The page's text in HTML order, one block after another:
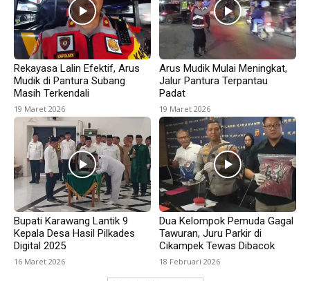
Rekayasa Lalin Efektif, Arus
Mudik di Pantura Subang
Masih Terkendali
19 Maret 2026
Arus Mudik Mulai Meningkat,
Jalur Pantura Terpantau
Padat
19 Maret 2026
Bupati Karawang Lantik 9
Kepala Desa Hasil Pilkades
Digital 2025
16 Maret 2026
Dua Kelompok Pemuda Gagal
Tawuran, Juru Parkir di
Cikampek Tewas Dibacok
18 Februari 2026